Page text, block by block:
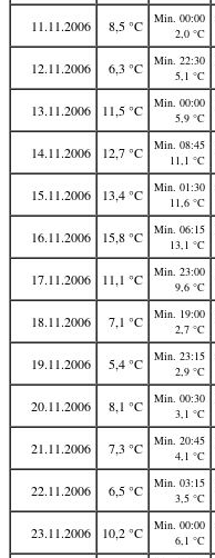
11.11.2006 8,5 °C
Min. 00:00
2,0 °C
12.11.2006 6,3 °C
Min. 22:30
5,1 °C
13.11.2006 11,5 °C
Min. 00:00
5,9 °C
14.11.2006 12,7 °C
Min. 08:45
11,1 °C
15.11.2006 13,4 °C
Min. 01:30
11,6 °C
16.11.2006 15,8 °C
Min. 06:15
13,1 °C
17.11.2006 11,1 °C
Min. 23:00
9,6 °C
18.11.2006 7,1 °C
Min. 19:00
2,7 °C
19.11.2006 5,4 °C
Min. 23:15
2,9 °C
20.11.2006 8,1 °C
Min. 00:30
3,1 °C
21.11.2006 7,3 °C
Min. 20:45
4,1 °C
22.11.2006 6,5 °C
Min. 03:15
3,5 °C
23.11.2006 10,2 °C
Min. 00:00
6,1 °C